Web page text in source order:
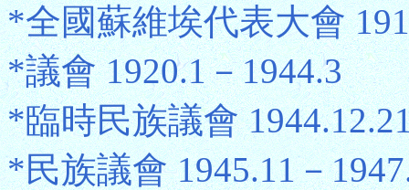
*全國蘇維埃代表大會
*議會 1920.1－1944.3
*臨時民族議會
*民族議會 1945.11－